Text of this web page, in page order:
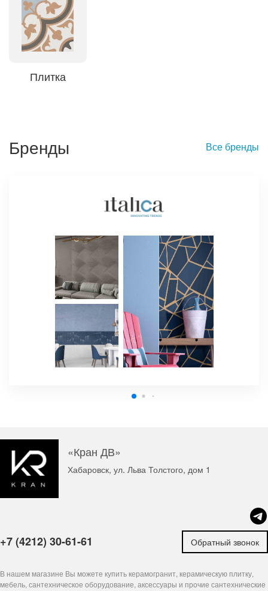
Плитка
Бренды Все бренды
«Кран ДВ»
Хабаровск, ул. Льва Толстого, дом 1
+7 (4212) 30-61-61 Обратный звонок
В нашем магазине Вы можете купить керамогранит, керамическую плитку,
мебель, сантехническое оборудование, аксессуары и прочие сантехнические